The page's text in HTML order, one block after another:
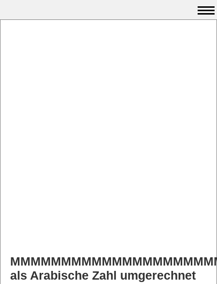
als Arabische Zahl umgerechnet